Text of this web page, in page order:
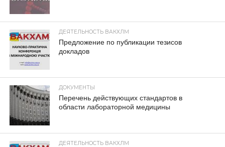
ДЕЯТЕЛЬНОСТЬ ВАКХЛМ
Предложение по публикации тезисов
докладов
ДОКУМЕНТЫ
Перечень действующих стандартов в
области лабораторной медицины
ДЕЯТЕЛЬНОСТЬ ВАКХЛМ